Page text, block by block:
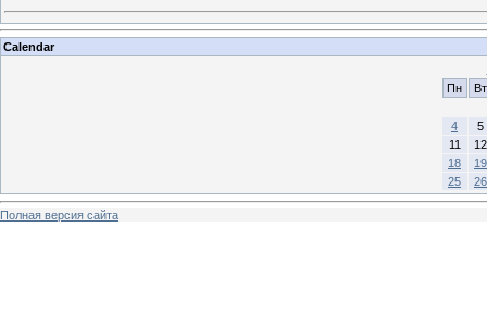
Calendar
Пн
Вт
4
5
11
12
18
19
25
26
Полная версия сайта